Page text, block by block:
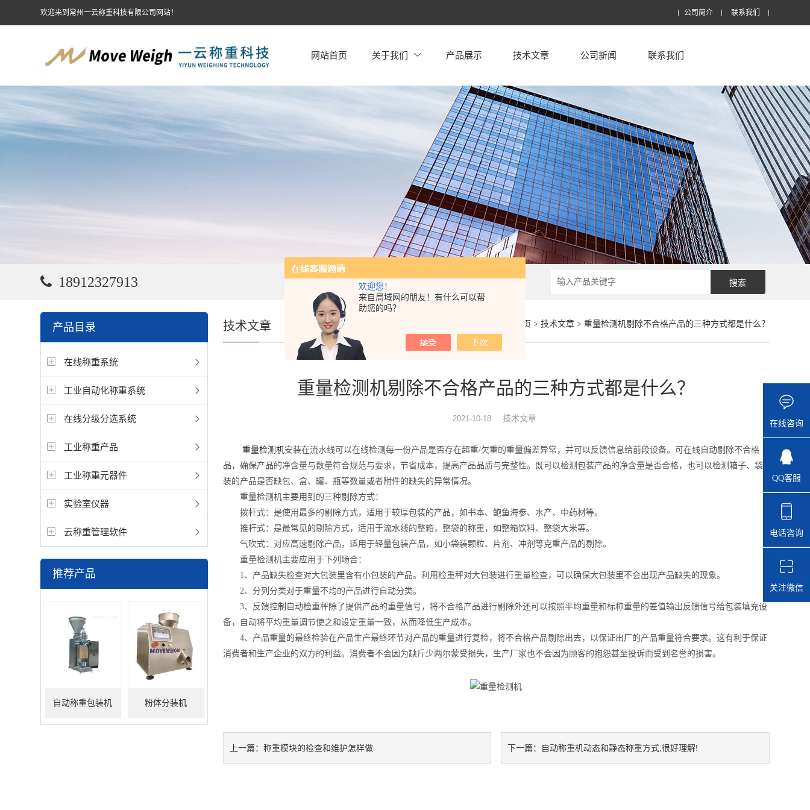
欢迎您！
来自局域网的朋友！有什么可以帮
助您的吗？
欢迎来到常州一云称重科技有限公司网站！ 公司简介 联系我们
网站首页 关于我们 产品展示 技术文章 公司新闻 联系我们
18912327913
产品目录
在线称重系统
工业自动化称重系统
在线分级分选系统
工业称重产品
工业称重元器件
实验室仪器
云称重管理软件
推荐产品
自动称重包装机 粉体分装机
首页 > 技术文章> 重量检测机剔除不合格产品的三种方式都是什么？
技术文章
重量检测机剔除不合格产品的三种方式都是什么？
2021-10-18 技术文章
重量检测机安装在流水线可以在线检测每一份产品是否存在超重/欠重的重量偏差异常，并可以反馈信息给前段设备。可在线自动剔除不合格
品，确保产品的净含量与数量符合规范与要求，节省成本，提高产品品质与完整性。既可以检测包装产品的净含量是否合格，也可以检测箱子、袋
装的产品是否缺包、盒、罐、瓶等数量或者附件的缺失的异常情况。
重量检测机主要用到的三种剔除方式：
拨杆式：是使用最多的剔除方式，适用于较厚包装的产品，如书本、鲍鱼海参、水产、中药材等。
推杆式：是最常见的剔除方式，适用于流水线的整箱，整袋的称重，如整箱饮料、整袋大米等。
气吹式：对应高速剔除产品，适用于轻量包装产品，如小袋装颗粒、片剂、冲剂等克重产品的剔除。
重量检测机主要应用于下列场合：
1、产品缺失检查对大包装里含有小包装的产品。利用检重秤对大包装进行重量检查，可以确保大包装里不会出现产品缺失的现象。
2、分列分类对于重量不均的产品进行自动分类。
3、反馈控制自动检重秤除了提供产品的重量信号，将不合格产品进行剔除外还可以按照平均重量和标称重量的差值输出反馈信号给包装填充设
备，自动将平均重量调节使之和设定重量一致，从而降低生产成本。
4、产品重量的最终检验在产品生产最终环节对产品的重量进行复检，将不合格产品剔除出去，以保证出厂的产品重量符合要求。这有利于保证
消费者和生产企业的双方的利益。消费者不会因为缺斤少两尔蒙受损失，生产厂家也不会因为顾客的抱怨甚至投诉而受到名誉的损害。
上一篇： 称重模块的检查和维护怎样做 下一篇： 自动称重机动态和静态称重方式,很好理解!
在线咨询
QQ客服
电话咨询
关注微信